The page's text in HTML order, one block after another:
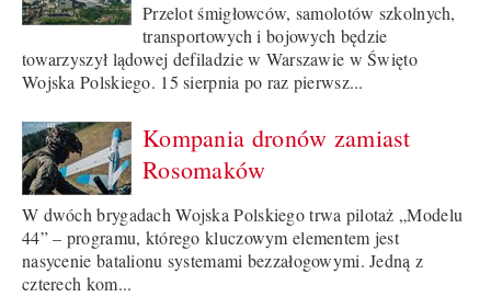
Przelot śmigłowców, samolotów szkolnych,
transportowych i bojowych będzie
towarzyszył lądowej defiladzie w Warszawie w Święto
Wojska Polskiego. 15 sierpnia po raz pierwsz...
Kompania dronów zamiast
Rosomaków
W dwóch brygadach Wojska Polskiego trwa pilotaż „Modelu
44” – programu, którego kluczowym elementem jest
nasycenie batalionu systemami bezzałogowymi. Jedną z
czterech kom...